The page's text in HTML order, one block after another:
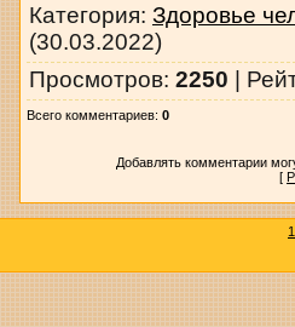
Категория: Здоровье
(30.03.2022)
Просмотров: 2250 |
Всего комментариев: 0
Добавлять комментарии
[